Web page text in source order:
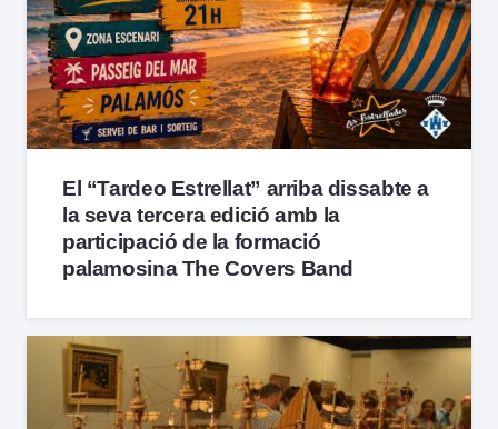
El “Tardeo Estrellat” arriba dissabte a
la seva tercera edició amb la
participació de la formació
palamosina The Covers Band